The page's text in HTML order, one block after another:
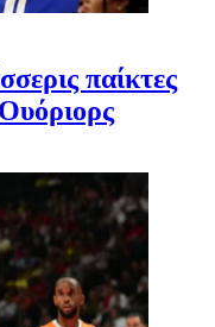
παίκτες